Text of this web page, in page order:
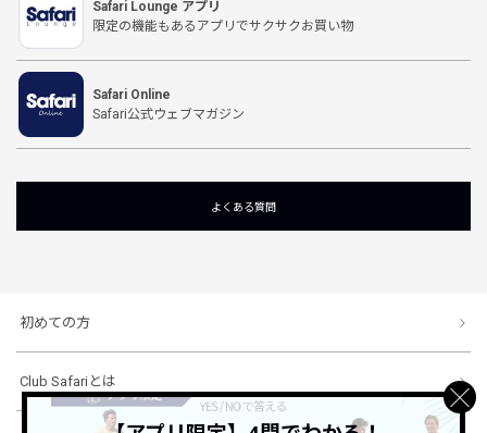
Safari Lounge アプリ
限定の機能もあるアプリでサクサクお買い物
Safari Online
Safari公式ウェブマガジン
よくある質問
初めての方
Club Safariとは